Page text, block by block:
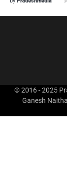
© 2016 - 2025
Ganesh